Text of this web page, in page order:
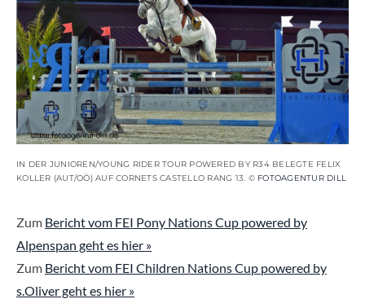
IN DER JUNIOREN/YOUNG RIDER TOUR POWERED BY R34 BELEGTE FELIX
KOLLER (AUT/OÖ) AUF CORNETS CASTELLO RANG 13. © FOTOAGENTUR DILL
Zum Bericht vom FEI Pony Nations Cup powered by
Alpenspan geht es hier »
Zum Bericht vom FEI Children Nations Cup powered by
s.Oliver geht es hier »